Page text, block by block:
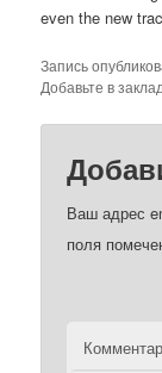
even the new
Запись
Добавьте в
Ваш адрес
поля